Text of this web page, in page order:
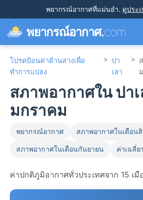
พยากรณ์อากาศที่แม่นยำ. ดูประ
พยากรณ์อากาศ.com
โปรดป้อนค่าด้านล่างเพื่อ
ทำการแปลง
> ปา
เลา
>
สภาพอากาศใน ปา
มกราคม
พยากรณ์อากาศ สภาพอากาศในเดือน
สภาพอากาศในเดือนกันยายน ค่าเฉลี่ย
ค่าปกติภูมิอากาศทั่วประเทศจาก 15 เมื